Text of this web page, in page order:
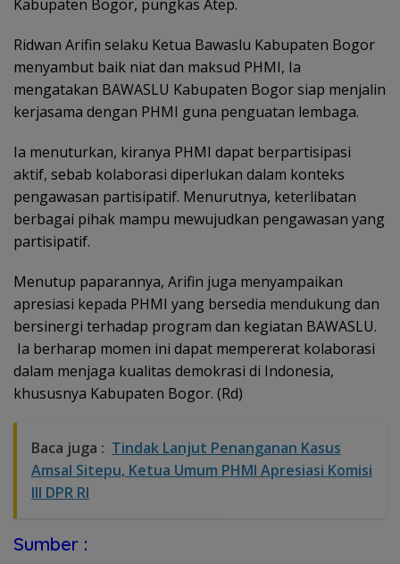
Kabupaten Bogor, pungkas Atep.
Ridwan Arifin selaku Ketua Bawaslu Kabupaten Bogor
menyambut baik niat dan maksud PHMI, Ia
mengatakan BAWASLU Kabupaten Bogor siap menjalin
kerjasama dengan PHMI guna penguatan lembaga.
Ia menuturkan, kiranya PHMI dapat berpartisipasi
aktif, sebab kolaborasi diperlukan dalam konteks
pengawasan partisipatif. Menurutnya, keterlibatan
berbagai pihak mampu mewujudkan pengawasan yang
partisipatif.
Menutup paparannya, Arifin juga menyampaikan
apresiasi kepada PHMI yang bersedia mendukung dan
bersinergi terhadap program dan kegiatan BAWASLU.
Ia berharap momen ini dapat mempererat kolaborasi
dalam menjaga kualitas demokrasi di Indonesia,
khususnya Kabupaten Bogor. (Rd)
Baca juga : Tindak Lanjut Penanganan Kasus
Amsal Sitepu, Ketua Umum PHMI Apresiasi Komisi
III DPR RI
Sumber :